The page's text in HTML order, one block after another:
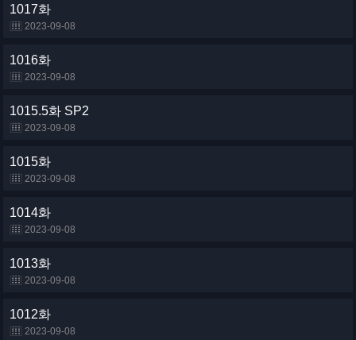
1017화
2023-09-08
1016화
2023-09-08
1015.5화 SP2
2023-09-08
1015화
2023-09-08
1014화
2023-09-08
1013화
2023-09-08
1012화
2023-09-08